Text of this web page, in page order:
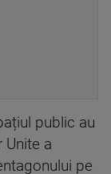
public au
Unite a
pe